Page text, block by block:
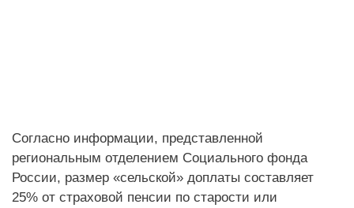
Согласно информации, представленной
региональным отделением Социального фонда
России, размер «сельской» доплаты составляет
25% от страховой пенсии по старости или